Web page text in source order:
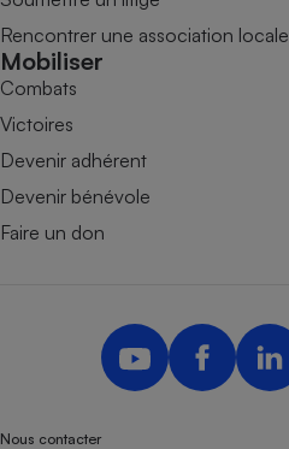
Rencontrer une association locale
Mobiliser
Combats
Victoires
Devenir adhérent
Devenir bénévole
Faire un don
Nous contacter